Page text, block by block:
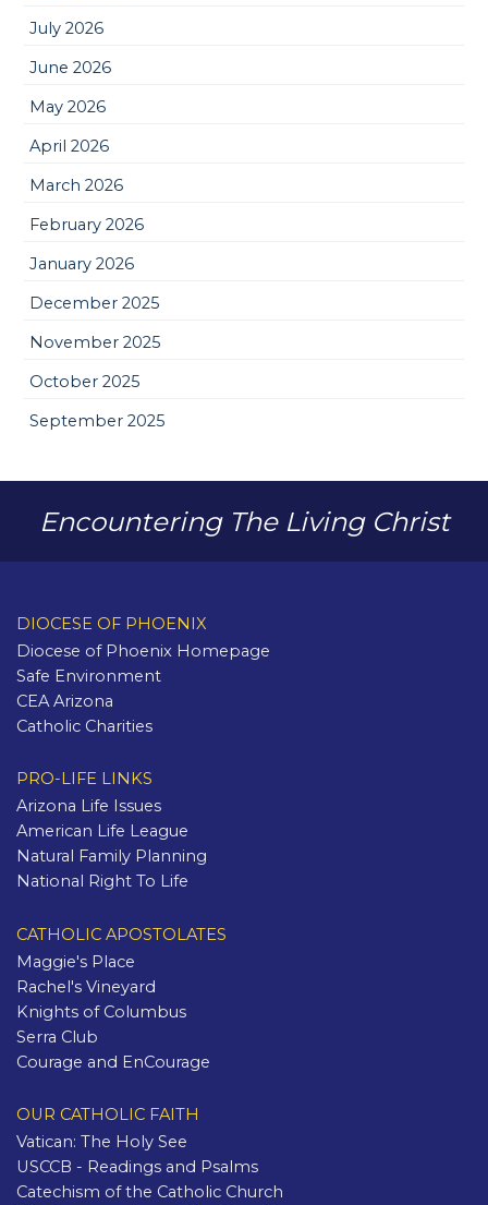
July 2026
June 2026
May 2026
April 2026
March 2026
February 2026
January 2026
December 2025
November 2025
October 2025
September 2025
Encountering The Living Christ
DIOCESE OF PHOENIX
Diocese of Phoenix Homepage
Safe Environment
CEA Arizona
Catholic Charities
PRO-LIFE LINKS
Arizona Life Issues
American Life League
Natural Family Planning
National Right To Life
CATHOLIC APOSTOLATES
Maggie's Place
Rachel's Vineyard
Knights of Columbus
Serra Club
Courage and EnCourage
OUR CATHOLIC FAITH
Vatican: The Holy See
USCCB - Readings and Psalms
Catechism of the Catholic Church